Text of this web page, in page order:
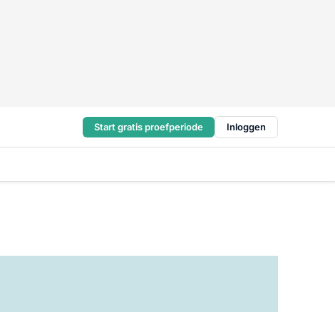
Start gratis proefperiode Inloggen